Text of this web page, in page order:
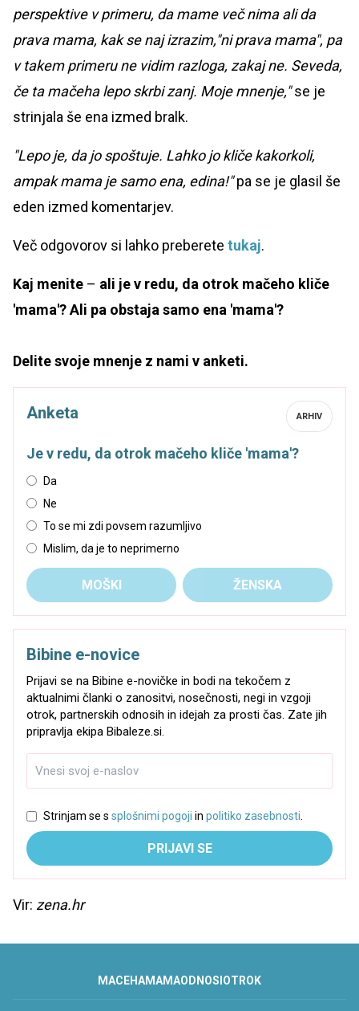
perspektive v primeru, da mame več nima ali da
prava mama, kak se naj izrazim,"ni prava mama", pa
v takem primeru ne vidim razloga, zakaj ne. Seveda,
če ta mačeha lepo skrbi zanj. Moje mnenje,"se je
strinjala še ena izmed bralk.
"Lepo je, da jo spoštuje. Lahko jo kliče kakorkoli,
ampak mama je samo ena, edina!"pa se je glasil še
eden izmed komentarjev.
Več odgovorov si lahko preberete tukaj.
Kaj menite – ali je v redu, da otrok mačeho kliče
'mama'? Ali pa obstaja samo ena 'mama'?
Delite svoje mnenje z nami v anketi.
Anketa ARHIV
Je v redu, da otrok mačeho kliče 'mama'?
Da
Ne
To se mi zdi povsem razumljivo
Mislim, da je to neprimerno
MOŠKI ŽENSKA
Bibine e-novice
Prijavi se na Bibine e-novičke in bodi na tekočem z
aktualnimi članki o zanositvi, nosečnosti, negi in vzgoji
otrok, partnerskih odnosih in idejah za prosti čas. Zate jih
pripravlja ekipa Bibaleze.si.
Strinjam se s splošnimi pogoji in politiko zasebnosti
PRIJAVI SE
Vir: zena.hr
MACEHAMAMAODNOSI OTROK